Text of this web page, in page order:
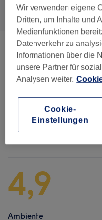
Alle
Herrenhaarschnitte 5)
Kinderhaarschnitte (2)
Bartpflege (2)
4,9
Ambiente
Wir verwenden eigene
Dritten, um Inhalte und
Medienfunktionen
Datenverkehr zu
Informationen über die
unsere Partner für
Analysen weiter.
Cookie-
Einstellungen